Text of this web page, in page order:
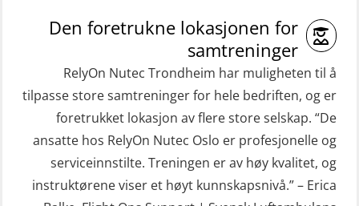
beredskapspersonell med E-læring
HLO/MOB/Søk- og Redningslag
kombinasjon – repetisjon (OSC1162)
HLO/Søk & Redningslag kombinasjon
– repetisjon (OSC1161)
Helikopterevakuering inkl.
ROC sertifikat repetisjon (GMDSS)
(ORC103)
STCW Grunnkurs Redningsfarkoster
(MBSBLE022)
STCW Hurtiggående mann over bord
båt (HMOB) (MSE100)
STCW Hurtiggående mann over bord
Den foretrukne lokasjonen for
samtreninger
RelyOn Nutec Trondheim har muligheten til å
tilpasse store samtreninger for hele bedriften, og er
foretrukket lokasjon av flere store selskap. “De
ansatte hos RelyOn Nutec Oslo er profesjonelle og
serviceinnstilte. Treningen er av høy kvalitet, og
instruktørene viser et høyt kunnskapsnivå.” – Erica